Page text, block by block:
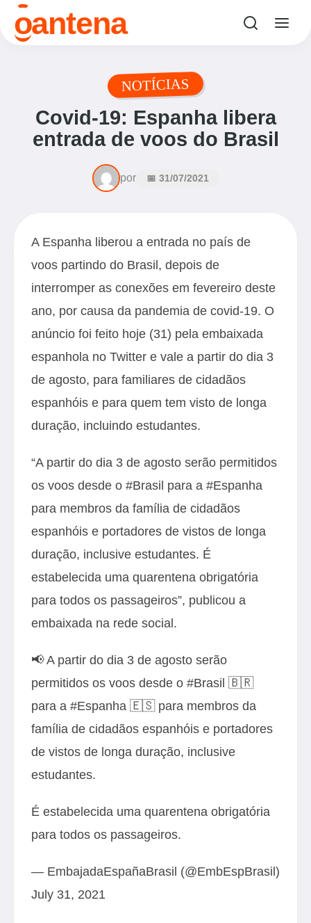
oantena
NOTÍCIAS
Covid-19: Espanha libera
entrada de voos do Brasil
por 📅 31/07/2021
A Espanha liberou a entrada no país de
voos partindo do Brasil, depois de
interromper as conexões em fevereiro deste
ano, por causa da pandemia de covid-19. O
anúncio foi feito hoje (31) pela embaixada
espanhola no Twitter e vale a partir do dia 3
de agosto, para familiares de cidadãos
espanhóis e para quem tem visto de longa
duração, incluindo estudantes.
“A partir do dia 3 de agosto serão permitidos
os voos desde o #Brasil para a #Espanha
para membros da família de cidadãos
espanhóis e portadores de vistos de longa
duração, inclusive estudantes. É
estabelecida uma quarentena obrigatória
para todos os passageiros”, publicou a
embaixada na rede social.
📢 A partir do dia 3 de agosto serão
permitidos os voos desde o #Brasil 🇧🇷
para a #Espanha 🇪🇸 para membros da
família de cidadãos espanhóis e portadores
de vistos de longa duração, inclusive
estudantes.
É estabelecida uma quarentena obrigatória
para todos os passageiros.
— EmbajadaEspañaBrasil (@EmbEspBrasil)
July 31, 2021